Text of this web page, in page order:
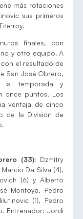
más rotaciones
sus primeros
finales, con
y otro equipo. A
el resultado de
San José Obrero,
la temporada y
once puntos. Los
ventaja de cinco
de la División de
(33): Dzmitry
Da Silva (4),
(6) y Alberto
Montoya, Pedro
(1), Pedro
Entrenador: Jordi